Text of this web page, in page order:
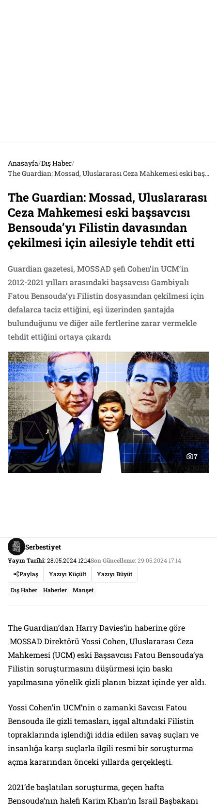
Anasayfa/Dış Haber/
The Guardian: Mossad, Uluslararası Ceza Mahkemesi eski başsavcısı Bensouda’yı Filistin davasından çekilmesi için ailesiyle tehdit etti
The Guardian: Mossad, Uluslararası
Ceza Mahkemesi eski başsavcısı
Bensouda’yı Filistin davasından
çekilmesi için ailesiyle tehdit etti
Guardian gazetesi, MOSSAD şefi Cohen’in UCM’in
2012-2021 yılları arasındaki başsavcısı Gambiyalı
Fatou Bensouda’yı Filistin dosyasından çekilmesi için
defalarca taciz ettiğini, eşi üzerinden şantajda
bulunduğunu ve diğer aile fertlerine zarar vermekle
tehdit ettiğini ortaya çıkardı
7
Serbestiyet
Yayın Tarihi:28.05.2024 12:14Son Güncelleme:29.05.2024 17:14
Paylaş
Yazıyı Küçült Yazıyı Büyüt
Dış Haber Haberler Manşet
The Guardian’dan Harry Davies’in haberine göre
MOSSAD Direktörü Yossi Cohen, Uluslararası Ceza
Mahkemesi (UCM) eski Başsavcısı Fatou Bensouda’ya
Filistin soruşturmasını düşürmesi için baskı
yapılmasına yönelik gizli planın bizzat içinde yer aldı.
Yossi Cohen’in UCM’nin o zamanki Savcısı Fatou
Bensouda ile gizli temasları, işgal altındaki Filistin
topraklarında işlendiği iddia edilen savaş suçları ve
insanlığa karşı suçlarla ilgili resmi bir soruşturma
açma kararından önceki yıllarda gerçekleşti.
2021’de başlatılan soruşturma, geçen hafta
Bensouda’nın halefi Karim Khan’ın İsrail Başbakanı